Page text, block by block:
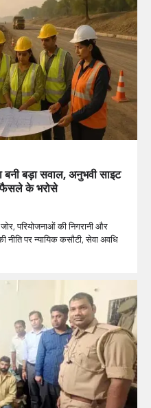
बड़ा सवाल, अनुभवी साइट
फैसले के भरोसे
परियोजनाओं की निगरानी और
पर न्यायिक कसौटी, सेवा अवधि